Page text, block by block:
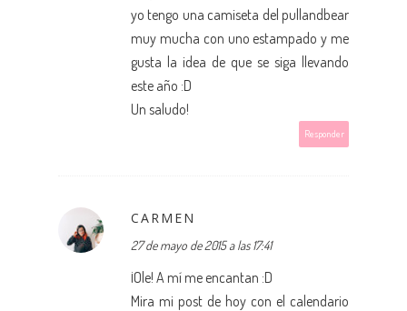
yo tengo una camiseta del pullandbear
muy mucha con uno estampado y me
gusta la idea de que se siga llevando
este año :D
Un saludo!
Responder
CARMEN
27 de mayo de 2015 a las 17:41
¡Ole! A mí me encantan :D
Mira mi post de hoy con el calendario